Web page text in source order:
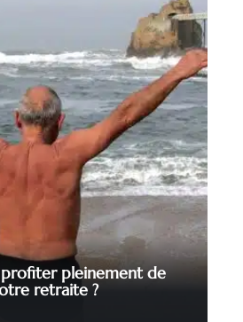
pleinement de
retraite ?